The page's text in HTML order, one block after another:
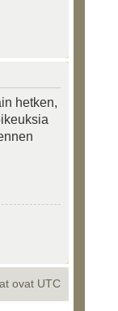
hetken,
ovat UTC